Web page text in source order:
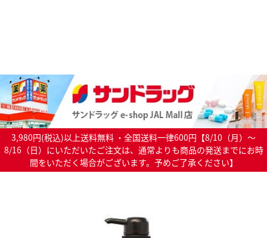
3,980円(税込)以上送料無料 ・全国送料一律600円【8/10（月）～
8/16（日）にいただいたご注文は、通常よりも商品の発送までにお時
間をいただく場合がございます。予めご了承ください】